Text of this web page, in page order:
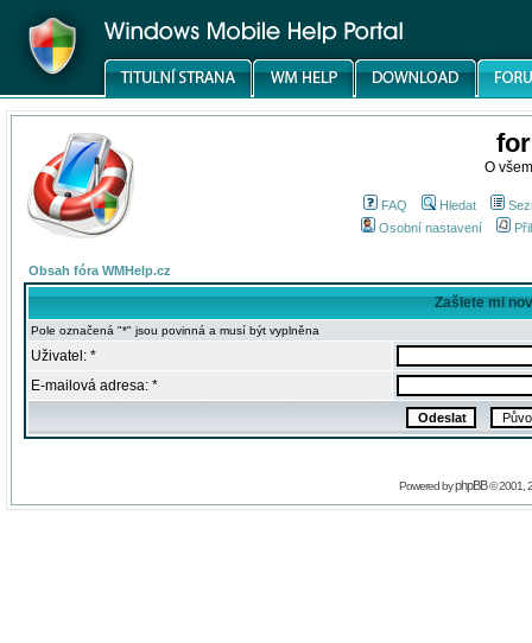
O
FAQ Hledat
Osobní nastavení
Obsah fóra WMHelp.cz
Zašlete mi
Pole označená "*" jsou povinná a musí být vyplněna
Uživatel: *
E-mailová adresa: *
Powered byphpBB© 2001,